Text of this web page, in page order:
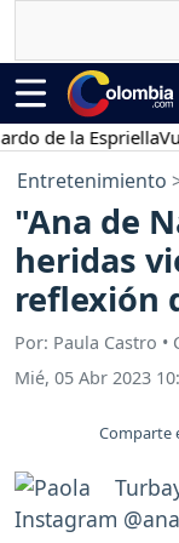
la EspriellaVuelta a
Entretenimiento
"Ana de
heridas
reflexión
Por: Paula Castro •
Mié, 05 Abr 2023
Comparte